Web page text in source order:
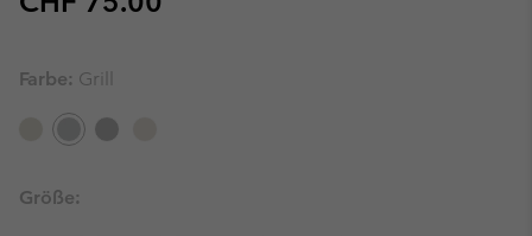
Farbe: Grill
Größe: